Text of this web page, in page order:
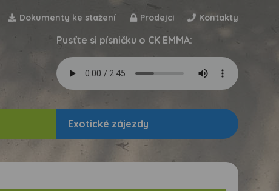
Dokumenty ke stažení Prodejci Kontakty
Pusťte si písničku o CK EMMA:
Exotické zájezdy